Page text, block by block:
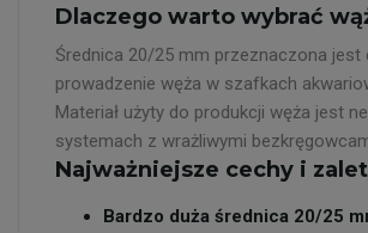
Dlaczego warto wybrać
Średnica 20/25 mm przeznaczona jest
prowadzenie węża w szafkach
Materiał użyty do produkcji węża jest
systemach z wrażliwymi
Najważniejsze cechy i
Bardzo duża średnica 20/25